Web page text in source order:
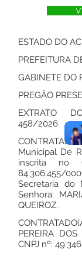
ESTADO DO
PREFEITURA
GABINETE DO
PREGÃO
EXTRATO
458/2026
Municipal De
inscrita no
84.306.455/
Secretaria do
Senhora:
QUEIROZ.
PEREIRA
CNPJ nº: